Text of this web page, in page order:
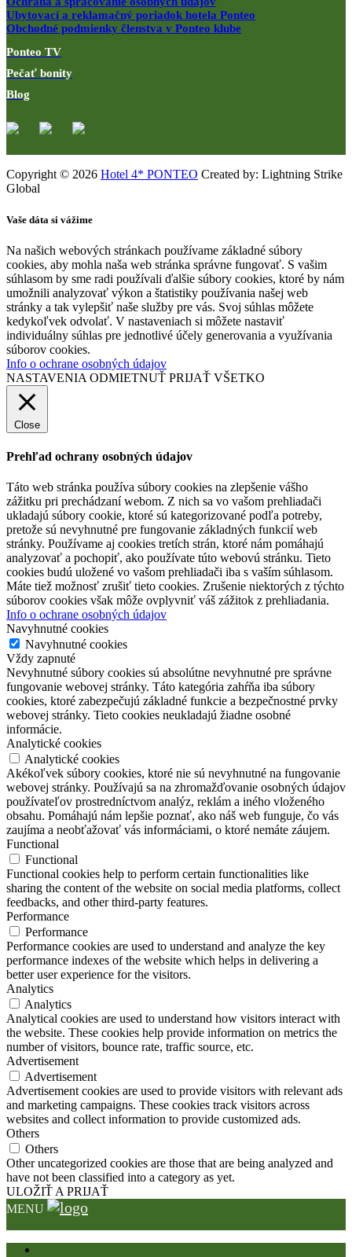
Ubytovací a reklamačný poriadok hotela Ponteo
Obchodné podmienky členstva v Ponteo klube
Ponteo TV
Pečať bonity
Blog
Copyright © 2026 Hotel 4* PONTEO Created by: Lightning Strike
Global
Vaše dáta si vážime
Na našich webových stránkach používame základné súbory
cookies, aby mohla naša web stránka správne fungovať. S vašim
súhlasom by sme radi používali ďalšie súbory cookies, ktoré by nám
umožnili analyzovať výkon a štatistiky používania našej web
stránky a tak vylepšiť naše služby pre vás. Svoj súhlas môžete
kedykoľvek odvolať. V nastaveniach si môžete nastaviť
individuálny súhlas pre jednotlivé účely generovania a využívania
súborov cookies.
Info o ochrane osobných údajov
NASTAVENIA ODMIETNUŤ PRIJAŤ VŠETKO
Close
Prehľad ochrany osobných údajov
Táto web stránka používa súbory cookies na zlepšenie vášho
zážitku pri prechádzaní webom. Z nich sa vo vašom prehliadači
ukladajú súbory cookie, ktoré sú kategorizované podľa potreby,
pretože sú nevyhnutné pre fungovanie základných funkcií web
stránky. Používame aj cookies tretích strán, ktoré nám pomáhajú
analyzovať a pochopiť, ako používate túto webovú stránku. Tieto
cookies budú uložené vo vašom prehliadači iba s vaším súhlasom.
Máte tiež možnosť zrušiť tieto cookies. Zrušenie niektorých z týchto
súborov cookies však môže ovplyvniť váš zážitok z prehliadania.
Info o ochrane osobných údajov
Navyhnutné cookies
Navyhnutné cookies
Vždy zapnuté
Nevyhnutné súbory cookies sú absolútne nevyhnutné pre správne
fungovanie webovej stránky. Táto kategória zahŕňa iba súbory
cookies, ktoré zabezpečujú základné funkcie a bezpečnostné prvky
webovej stránky. Tieto cookies neukladajú žiadne osobné
informácie.
Analytické cookies
Analytické cookies
Akékoľvek súbory cookies, ktoré nie sú nevyhnutné na fungovanie
webovej stránky. Používajú sa na zhromažďovanie osobných údajov
používateľov prostredníctvom analýz, reklám a iného vloženého
obsahu. Pomáhajú nám lepšie poznať, ako náš web funguje, čo vás
zaujíma a neobťažovať vás informáciami, o ktoré nemáte záujem.
Functional
Functional
Functional cookies help to perform certain functionalities like
sharing the content of the website on social media platforms, collect
feedbacks, and other third-party features.
Performance
Performance
Performance cookies are used to understand and analyze the key
performance indexes of the website which helps in delivering a
better user experience for the visitors.
Analytics
Analytics
Analytical cookies are used to understand how visitors interact with
the website. These cookies help provide information on metrics the
number of visitors, bounce rate, traffic source, etc.
Advertisement
Advertisement
Advertisement cookies are used to provide visitors with relevant ads
and marketing campaigns. These cookies track visitors across
websites and collect information to provide customized ads.
Others
Others
Other uncategorized cookies are those that are being analyzed and
have not been classified into a category as yet.
ULOŽIŤ A PRIJAŤ
MENU